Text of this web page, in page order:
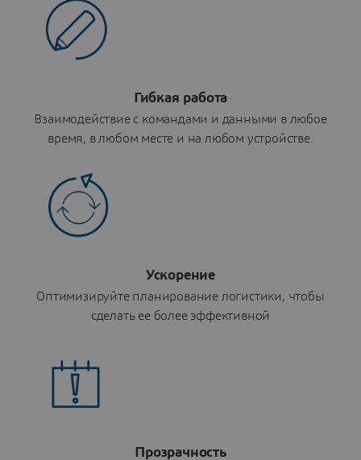
Гибкая работа
Взаимодействие с командами и данными в любое
время, в любом месте и на любом устройстве.
Ускорение
Оптимизируйте планирование логистики, чтобы
сделать ее более эффективной
Прозрачность